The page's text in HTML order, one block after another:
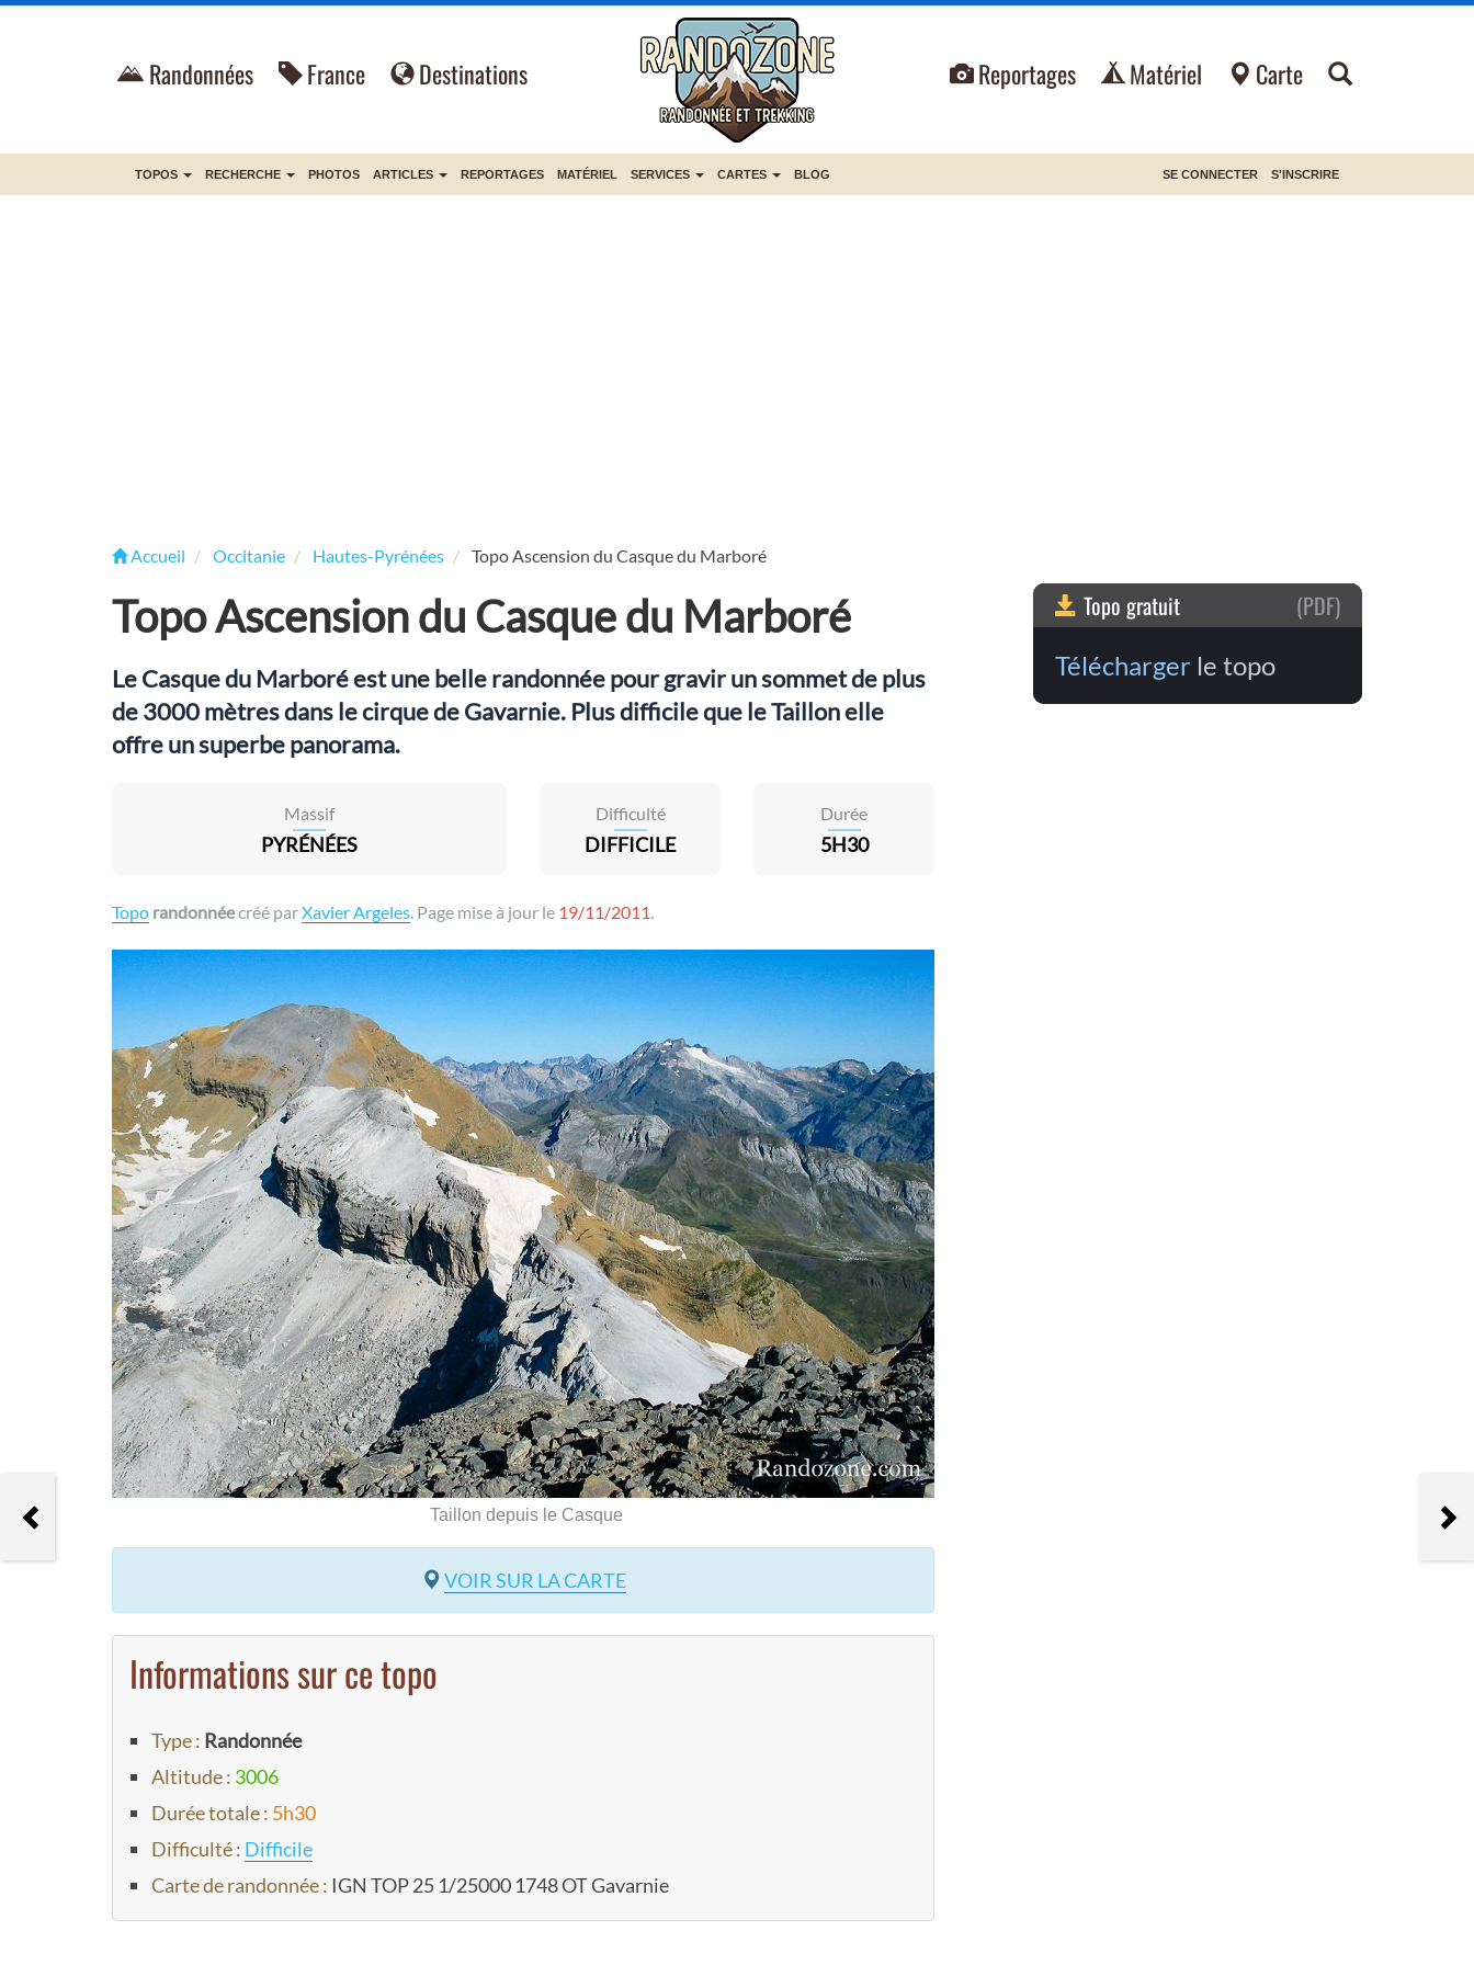
Randonnées France Destinations Reportages Matériel Carte
TOPOS RECHERCHE PHOTOS ARTICLES REPORTAGES MATÉRIEL SERVICES CARTES BLOG SE CONNECTER S'INSCRIRE
Accueil Occitanie Hautes-Pyrénées Topo Ascension du Casque du Marboré
Topo Ascension du Casque du Marboré
Le Casque du Marboré est une belle randonnée pour gravir un sommet de plus
de 3000 mètres dans le cirque de Gavarnie. Plus difficile que le Taillon elle
offre un superbe panorama.
Massif
PYRÉNÉES
Difficulté
DIFFICILE
Durée
5H30
Topo randonnéecréé parXavier Argeles. Page mise à jour le 19/11/2011.
Taillon depuis le Casque
VOIR SUR LA CARTE
Informations sur ce topo
Type : Randonnée
Altitude : 3006
Durée totale : 5h30
Difficulté : Difficile
Carte de randonnée : IGN TOP 25 1/25000 1748 OT Gavarnie
Topo gratuit (PDF)
Télécharger le topo